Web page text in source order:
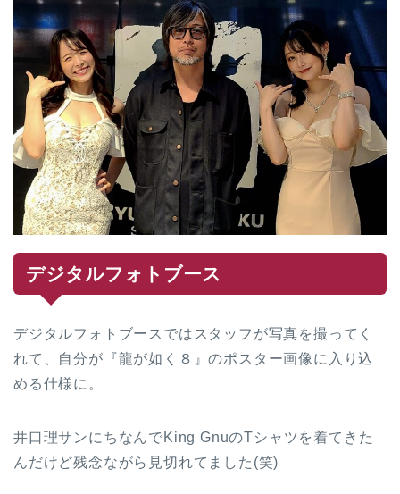
デジタルフォトブース
デジタルフォトブースではスタッフが写真を撮ってく
れて、自分が『龍が如く８』のポスター画像に入り込
める仕様に。
井口理サンにちなんでKing GnuのTシャツを着てきた
んだけど残念ながら見切れてました(笑)